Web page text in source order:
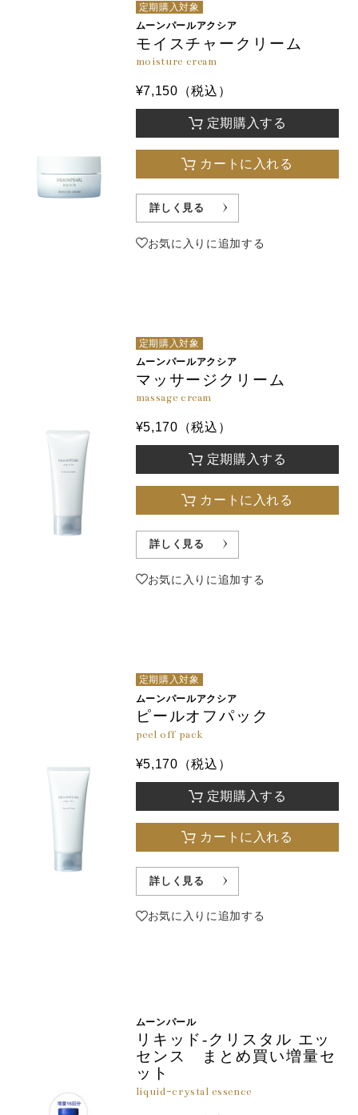
定期購入対象
ムーンパールアクシア
モイスチャークリーム
moisture cream
¥7,150（税込）
定期購入する
カートに入れる
詳しく見る
お気に入りに追加する
定期購入対象
ムーンパールアクシア
マッサージクリーム
massage cream
¥5,170（税込）
定期購入する
カートに入れる
詳しく見る
お気に入りに追加する
定期購入対象
ムーンパールアクシア
ピールオフパック
peel off pack
¥5,170（税込）
定期購入する
カートに入れる
詳しく見る
お気に入りに追加する
ムーンパール
リキッド-クリスタル エッ
センス まとめ買い増量セ
ット
liquid-crystal essence